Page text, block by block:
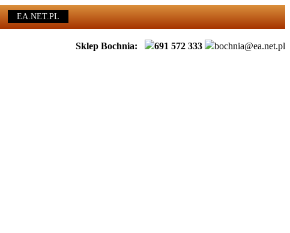
EA.NET.PL
Sklep Bochnia: 691 572 333 bochnia@ea.net.pl